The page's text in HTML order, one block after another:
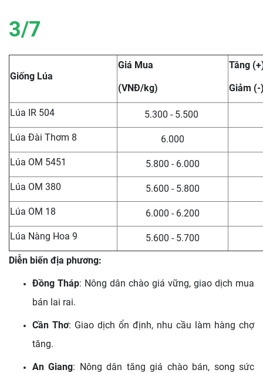
3/7
Giống Lúa
Giá Mua
(VNĐ/kg)
Tăng
Giảm (-
Lúa IR 504 5.300 - 5.500
Lúa Đài Thơm 8 6.000
Lúa OM 5451 5.800 - 6.000
Lúa OM 380 5.600 - 5.800
Lúa OM 18 6.000 - 6.200
Lúa Nàng Hoa 9
5.600 - 5.700
Diễn biến địa phương:
Đồng Tháp: Nông dân chào giá vững, giao dịch mua
bán lai rai.
Cần Thơ: Giao dịch ổn định, nhu cầu làm hàng chợ
tăng.
An Giang: Nông dân tăng giá chào bán, song sức